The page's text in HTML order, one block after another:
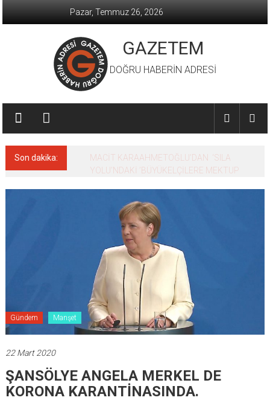
Pazar, Temmuz 26, 2026
GAZETEM
DOĞRU HABERİN ADRESİ
Son dakika:
MACİT KARAAHMETOĞLU’DAN ‘SILA
YOLU’NDAKİ ’BÜYÜKELÇİLERE MEKTUP
Gündem Manşet
22 Mart 2020
ŞANSÖLYE ANGELA MERKEL DE
KORONA KARANTİNASINDA.